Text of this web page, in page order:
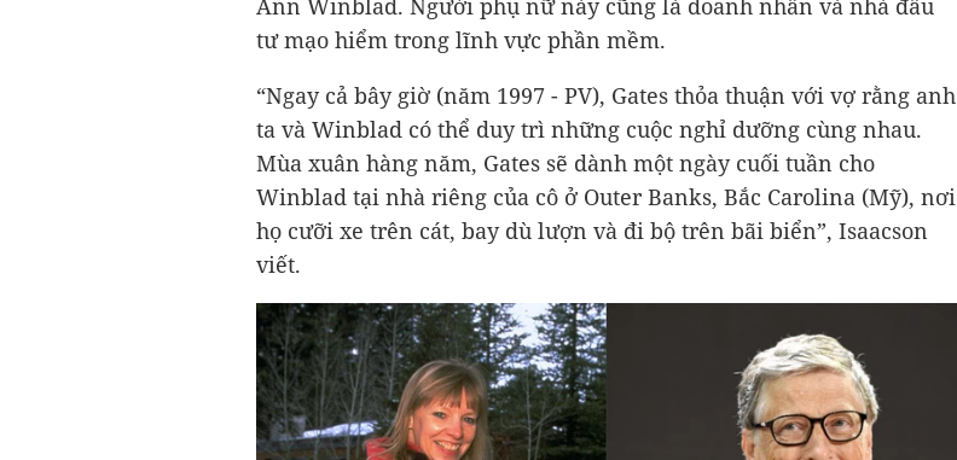
Ann Winblad. Người phụ nữ này cũng là doanh nhân và nhà đầu
tư mạo hiểm trong lĩnh vực phần mềm.
“Ngay cả bây giờ (năm 1997 - PV), Gates thỏa thuận với vợ rằng anh
ta và Winblad có thể duy trì những cuộc nghỉ dưỡng cùng nhau.
Mùa xuân hàng năm, Gates sẽ dành một ngày cuối tuần cho
Winblad tại nhà riêng của cô ở Outer Banks, Bắc Carolina (Mỹ), nơi
họ cưỡi xe trên cát, bay dù lượn và đi bộ trên bãi biển”, Isaacson
viết.